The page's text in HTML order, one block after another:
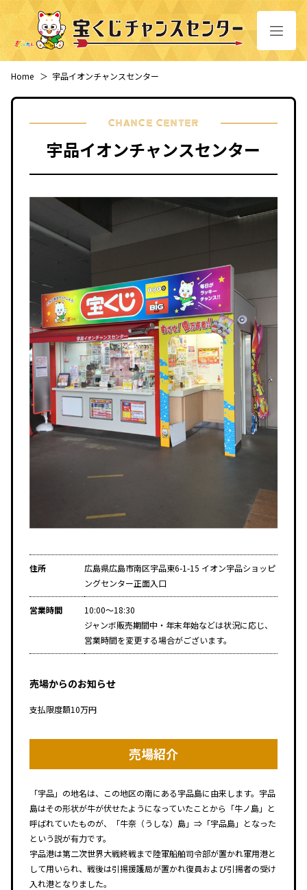
Home ＞ 宇品イオンチャンスセンター
CHANCE CENTER
宇品イオンチャンスセンター
住所
広島県広島市南区宇品東6-1-15 イオン宇品ショッピ
ングセンター正面入口
営業時間
10:00～18:30
ジャンボ販売期間中・年末年始などは状況に応じ、
営業時間を変更する場合がございます。
売場からのお知らせ
支払限度額10万円
売場紹介
「宇品」の地名は、この地区の南にある宇品島に由来します。宇品
島はその形状が牛が伏せたようになっていたことから「牛ノ島」と
呼ばれていたものが、「牛奈（うしな）島」⇒「宇品島」となった
という説が有力です。
宇品港は第二次世界大戦終戦まで陸軍船舶司令部が置かれ軍用港と
して用いられ、戦後は引揚援護局が置かれ復員および引揚者の受け
入れ港となりました。